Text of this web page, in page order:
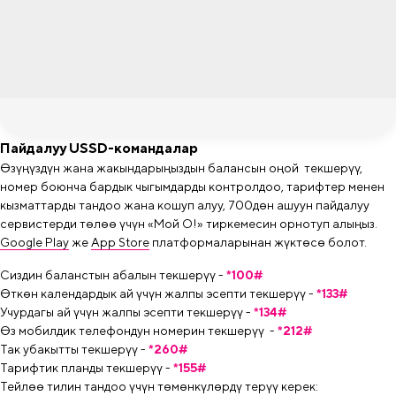
Пайдалуу USSD-командалар
Өзүңүздүн жана жакындарыңыздын балансын оңой текшерүү,
номер боюнча бардык чыгымдарды контролдоо, тарифтер менен
кызматтарды тандоо жана кошуп алуу, 700дөн ашуун пайдалуу
сервистерди төлөө үчүн «Мой О!» тиркемесин орнотуп алыңыз.
Google Play жеApp Store платформаларынан жүктөсө болот.
Сиздин баланстын абалын текшерүү - *100#
Өткөн календардык ай үчүн жалпы эсепти текшерүү - *133#
Учурдагы ай үчүн жалпы эсепти текшерүү - *134#
Өз мобилдик телефондун номерин текшерүү - *212#
Так убакытты текшерүү - *260#
Тарифтик планды текшерүү - *155#
Тейлөө тилин тандоо үчүн төмөнкүлөрдү терүү керек: